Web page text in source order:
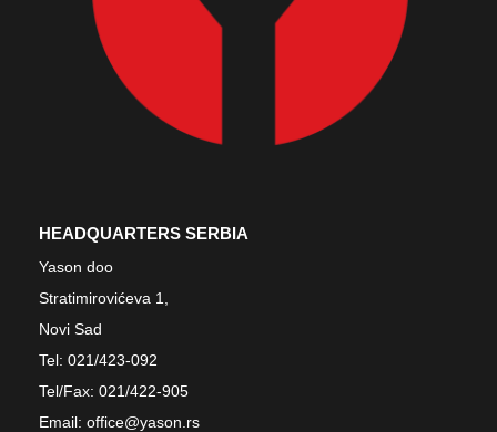
HEADQUARTERS SERBIA
Yason doo
Stratimirovićeva 1,
Novi Sad
Tel: 021/423-092
Tel/Fax: 021/422-905
Email: office@yason.rs